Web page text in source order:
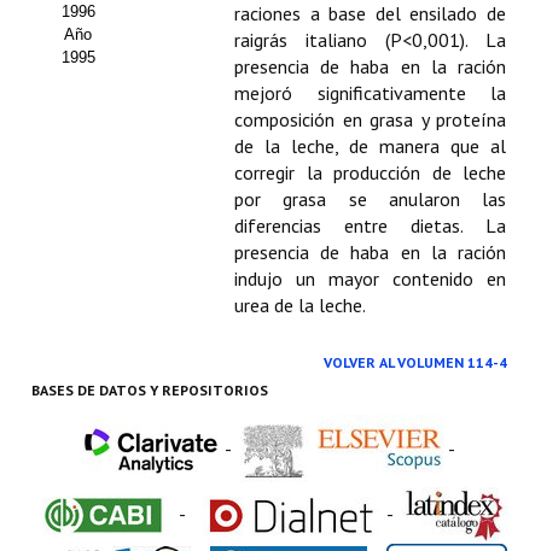
1996
Año
1995
raciones a base del ensilado de
raigrás italiano (P<0,001). La
presencia de haba en la ración
mejoró significativamente la
composición en grasa y proteína
de la leche, de manera que al
corregir la producción de leche
por grasa se anularon las
diferencias entre dietas. La
presencia de haba en la ración
indujo un mayor contenido en
urea de la leche.
VOLVER AL VOLUMEN 114-4
BASES DE DATOS Y REPOSITORIOS
- -
- -